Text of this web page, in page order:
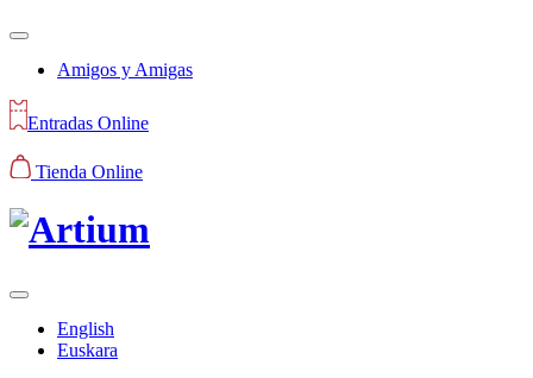
Amigos y Amigas
Entradas Online
Tienda Online
English
Euskara